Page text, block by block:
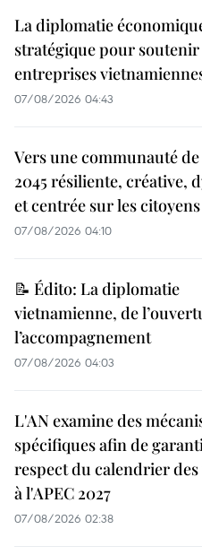
La diplomatie
stratégique pour soutenir
entreprises
07/08/2026 04:43
Vers une communauté de
2045 résiliente, créative,
et centrée sur les citoyens
07/08/2026 04:10
📝 Édito: La diplomatie
vietnamienne, de
l’accompagnement
07/08/2026 04:03
L'AN examine des
spécifiques afin de
respect du calendrier
à l'APEC 2027
07/08/2026 02:38